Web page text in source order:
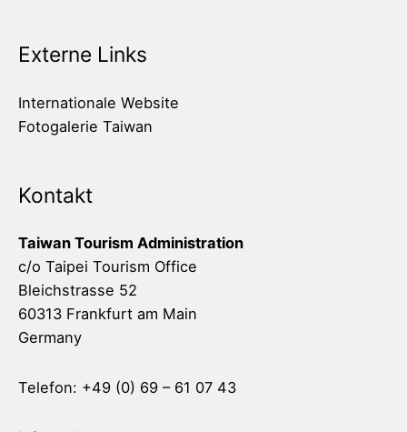
Externe Links
Internationale Website
Fotogalerie Taiwan
Kontakt
Taiwan Tourism Administration
c/o Taipei Tourism Office
Bleichstrasse 52
60313 Frankfurt am Main
Germany
Telefon: +49 (0) 69 – 61 07 43